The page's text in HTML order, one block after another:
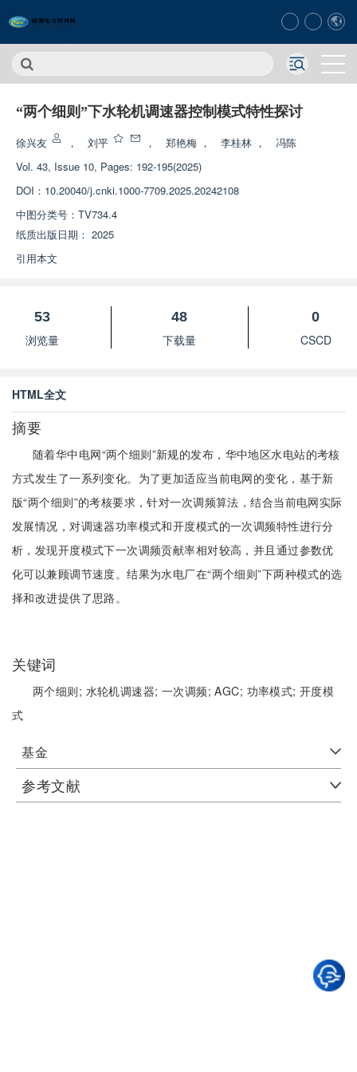
“两个细则”下水轮机调速器控制模式特性探讨
徐兴友 ， 刘平 ， 郑艳梅 ， 李桂林 ，
冯陈
Vol. 43, Issue 10, Pages: 192-195(2025)
DOI： 10.20040/j.cnki.1000-7709.2025.20242108
中图分类号： TV734.4
纸质出版日期： 2025
引用本文
53
浏览量
48
下载量
0
CSCD
HTML全文
摘要
随着华中电网“两个细则”新规的发布，华中地区水电站的考核
方式发生了一系列变化。为了更加适应当前电网的变化，基于新
版“两个细则”的考核要求，针对一次调频算法，结合当前电网实际
发展情况，对调速器功率模式和开度模式的一次调频特性进行分
析，发现开度模式下一次调频贡献率相对较高，并且通过参数优
化可以兼顾调节速度。结果为水电厂在“两个细则”下两种模式的选
择和改进提供了思路。
关键词
两个细则; 水轮机调速器; 一次调频;AGC; 功率模式;开度模
式
基金
参考文献